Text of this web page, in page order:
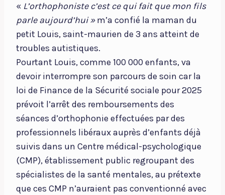
« L’orthophoniste c’est ce qui fait que mon fils
parle aujourd’hui »m’a confié la maman du
petit Louis, saint-maurien de 3 ans atteint de
troubles autistiques.
Pourtant Louis, comme 100 000 enfants, va
devoir interrompre son parcours de soin car la
loi de Finance de la Sécurité sociale pour 2025
prévoit l’arrêt des remboursements des
séances d’orthophonie effectuées par des
professionnels libéraux auprès d’enfants déjà
suivis dans un Centre médical-psychologique
(CMP), établissement public regroupant des
spécialistes de la santé mentales, au prétexte
que ces CMP n’auraient pas conventionné avec